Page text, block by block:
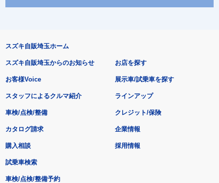
スズキ自販埼玉ホーム
スズキ自販埼玉からのお知らせ
お客様Voice
スタッフによるクルマ紹介
お店を探す
展示車/試乗車を探す
ラインアップ
車検/点検/整備 クレジット/保険
カタログ請求
購入相談
試乗車検索
車検/点検/整備予約
企業情報
採用情報